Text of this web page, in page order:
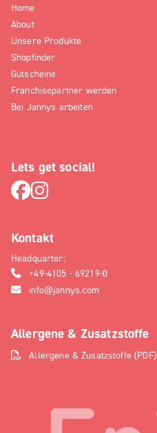
Home
About
Unsere Produkte
Shopfinder
Gutscheine
Franchisepartner werden
Bei Jannys arbeiten
Lets get social!
Kontakt
Headquarter:
+49-4105 - 69219-0
info@jannys.com
Allergene & Zusatzstoffe
Allergene & Zusatzstoffe (PDF)